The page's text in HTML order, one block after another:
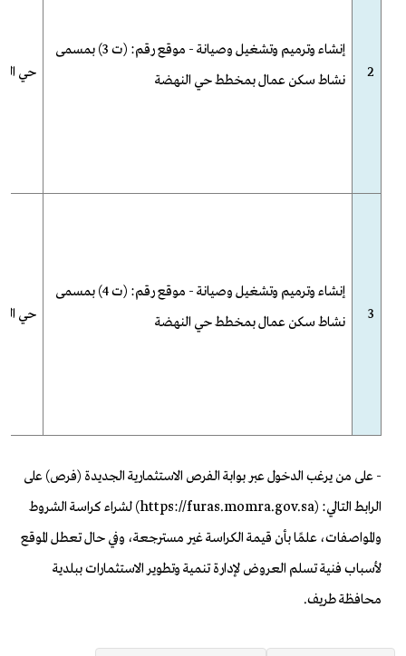
2
إنشاء وترميم وتشغيل وصيانة - موقع رقم: (ت 3) بمسمى
نشاط سكن عمال بمخطط حي النهضة
حي
3
إنشاء وترميم وتشغيل وصيانة - موقع رقم: (ت 4) بمسمى
نشاط سكن عمال بمخطط حي النهضة
حي
- على من يرغب الدخول عبر بوابة الفرص الاستثمارية الجديدة (فرص) على
الرابط التالي: (https://furas.momra.gov.sa) لشراء كراسة الشروط
والمواصفات، علمًا بأن قيمة الكراسة غير مسترجعة، وفي حال تعطل الموقع
لأسباب فنية تسلم العروض لإدارة تنمية وتطوير الاستثمارات ببلدية
محافظة طريف.